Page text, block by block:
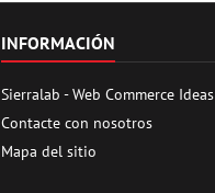
INFORMACIÓN
Sierralab - Web Commerce Ideas
Contacte con nosotros
Mapa del sitio